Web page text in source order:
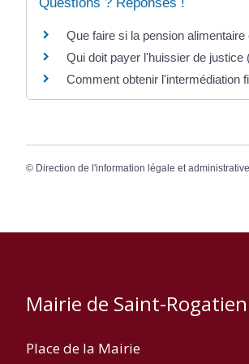
Que faire si la pension
Qui doit payer l'huissier de
Comment obtenir l'intermédiation
© Direction de l'information légale et administrative
Mairie de Saint-Rogatien
Place de la Mairie